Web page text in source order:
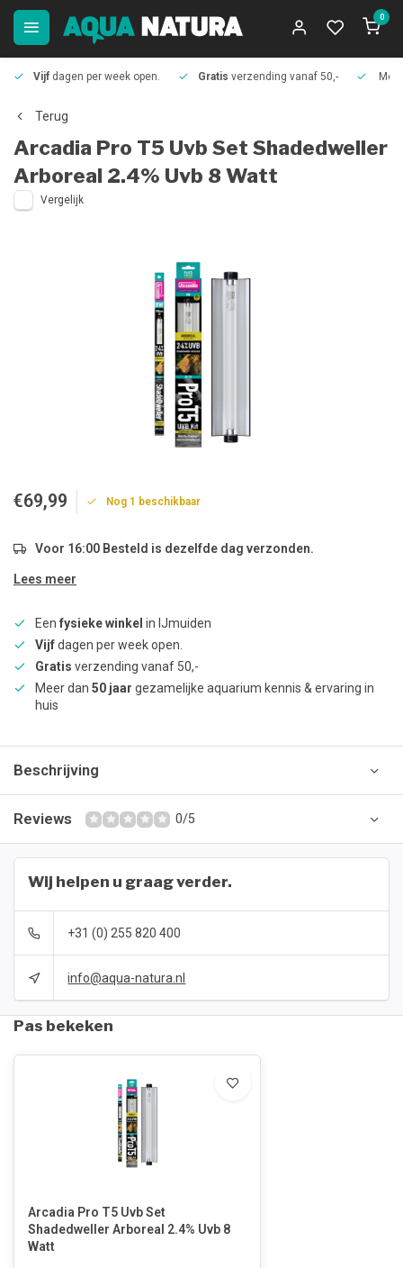
0
Vijf dagen per week open. Gratis verzending vanaf 50,-
Terug
Arcadia Pro T5 Uvb Set Shadedweller
Arboreal 2.4% Uvb 8 Watt
Vergelijk
€69,99 Nog 1 beschikbaar
Voor 16:00 Besteld is dezelfde dag verzonden.
Lees meer
Een fysieke winkel in IJmuiden
Vijfdagen per week open.
Gratis verzending vanaf 50,-
Meer dan 50 jaar gezamelijke aquarium kennis & ervaring in
huis
Beschrijving
Reviews 0/5
Wij helpen u graag verder.
+31 (0) 255 820 400
info@aqua-natura.nl
Pas bekeken
Arcadia Pro T5 Uvb Set
Shadedweller Arboreal 2.4% Uvb 8
Watt